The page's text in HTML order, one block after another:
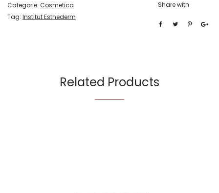
Categorie: Cosmetica
Tag: Institut Esthederm
Share with
Related Products